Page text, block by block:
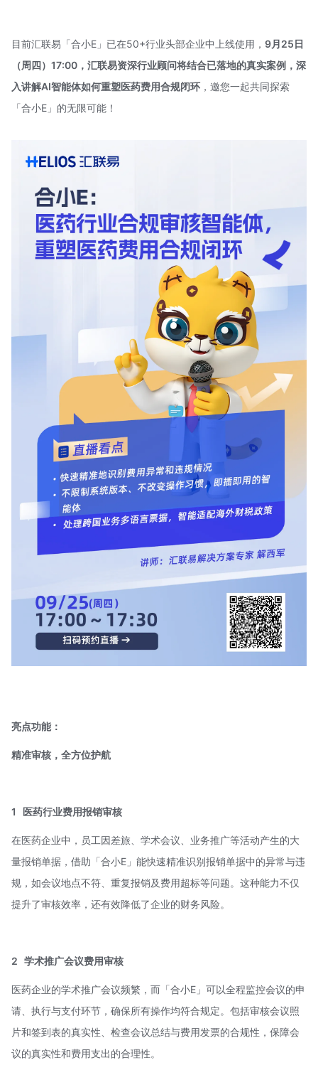
目前汇联易「合小E」已在50+行业头部企业中上线使用， 9月25日
（周四）17:00，汇联易资深行业顾问将结合已落地的真实案例，深
入讲解AI智能体如何重塑医药费用合规闭环 ，邀您一起共同探索
「合小E」的无限可能！
亮点功能：
精准审核，全方位护航
1 医药行业费用报销审核
在医药企业中，员工因差旅、学术会议、业务推广等活动产生的大
量报销单据，借助「合小E」能快速精准识别报销单据中的异常与违
规，如会议地点不符、重复报销及费用超标等问题。这种能力不仅
提升了审核效率，还有效降低了企业的财务风险。
2 学术推广会议费用审核
医药企业的学术推广会议频繁，而「合小E」可以全程监控会议的申
请、执行与支付环节，确保所有操作均符合规定。包括审核会议照
片和签到表的真实性、检查会议总结与费用发票的合规性，保障会
议的真实性和费用支出的合理性。